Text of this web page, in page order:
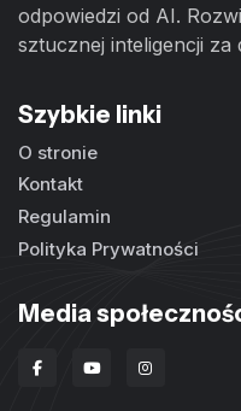
odpowiedzi od AI.
sztucznej inteligencji za
Szybkie linki
O stronie
Kontakt
Regulamin
Polityka Prywatności
Media